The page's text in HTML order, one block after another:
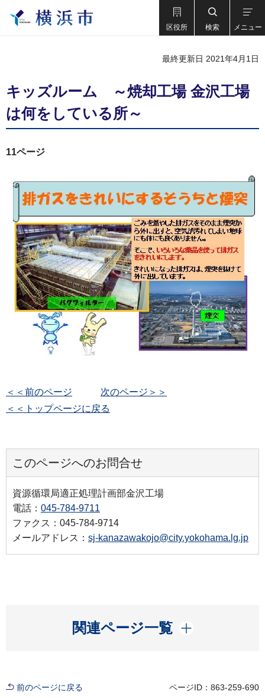
区役所 検索 メニュー
最終更新日 2021年4月1日
キッズルーム ～焼却工場 金沢工場
は何をしている所～
11ページ
＜＜前のページ
次のページ＞＞
＜＜トップページに戻る
このページへのお問合せ
資源循環局適正処理計画部金沢工場
電話： 045-784-9711
ファクス：045-784-9714
メールアドレス： sj-kanazawakojo@city.yokohama.lg.jp
関連ページ一覧
開く
前のページに戻る ページID：863-259-690